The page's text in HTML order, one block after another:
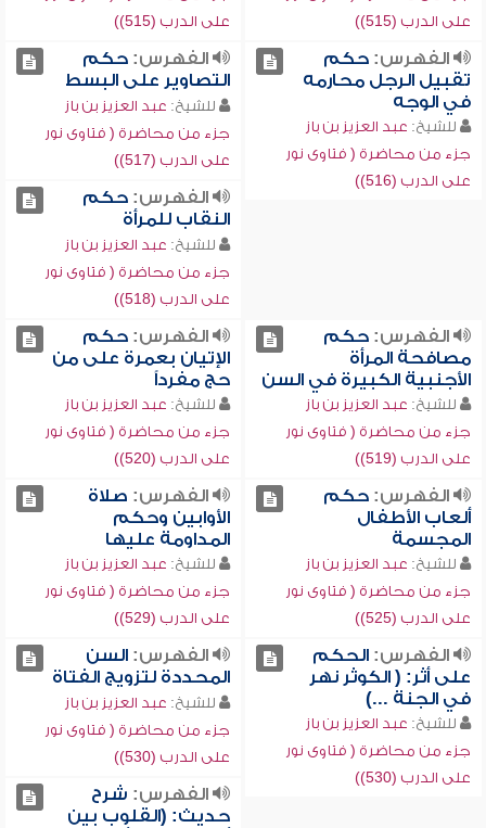
على الدرب (515))
على الدرب (515))
الفهرس:حكم
تقبيل الرجل محارمه
في الوجه
للشيخ: عبد العزيز بن باز
جزء من محاضرة ( فتاوى نور
على الدرب (516))
الفهرس:حكم
التصاوير على البسط
للشيخ: عبد العزيز بن باز
جزء من محاضرة ( فتاوى نور
على الدرب (517))
الفهرس:حكم
النقاب للمرأة
للشيخ: عبد العزيز بن باز
جزء من محاضرة ( فتاوى نور
على الدرب (518))
الفهرس:حكم
مصافحة المرأة
الأجنبية الكبيرة في السن
للشيخ: عبد العزيز بن باز
جزء من محاضرة ( فتاوى نور
على الدرب (519))
الفهرس:حكم
الإتيان بعمرة على من
حج مفرداً
للشيخ: عبد العزيز بن باز
جزء من محاضرة ( فتاوى نور
على الدرب (520))
الفهرس:حكم
ألعاب الأطفال
المجسمة
للشيخ: عبد العزيز بن باز
جزء من محاضرة ( فتاوى نور
على الدرب (525))
الفهرس: صلاة
الأوابين وحكم
المداومة عليها
للشيخ: عبد العزيز بن باز
جزء من محاضرة ( فتاوى نور
على الدرب (529))
الفهرس:الحكم
على أثر: ( الكوثر نهر
في الجنة ...)
للشيخ: عبد العزيز بن باز
جزء من محاضرة ( فتاوى نور
على الدرب (530))
الفهرس:السن
المحددة لتزويج الفتاة
للشيخ: عبد العزيز بن باز
جزء من محاضرة ( فتاوى نور
على الدرب (530))
الفهرس: شرح
حديث: (القلوب بين